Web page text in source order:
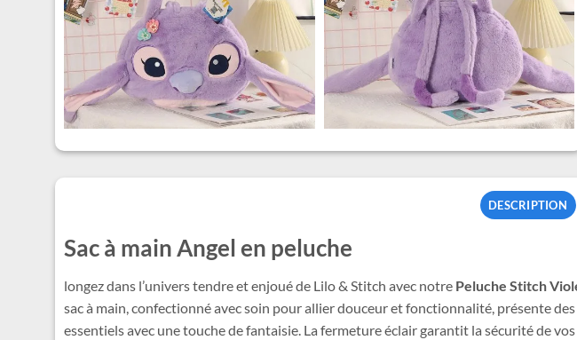
DESCRIPTION
Sac à main Angel en peluche
longez dans l’univers tendre et enjoué de Lilo & Stitch avec notre Peluche Stitch
sac à main, confectionné avec soin pour allier douceur et fonctionnalité, présente
essentiels avec une touche de fantaisie. La fermeture éclair garantit la sécurité de